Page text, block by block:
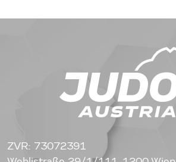
ZVR: 73072391